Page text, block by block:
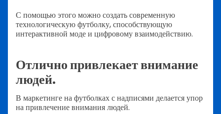
С помощью этого можно создать современную
технологическую футболку, способствующую
интерактивной моде и цифровому взаимодействию.
Отлично привлекает внимание
людей.
В маркетинге на футболках с надписями делается упор
на привлечение внимания людей.